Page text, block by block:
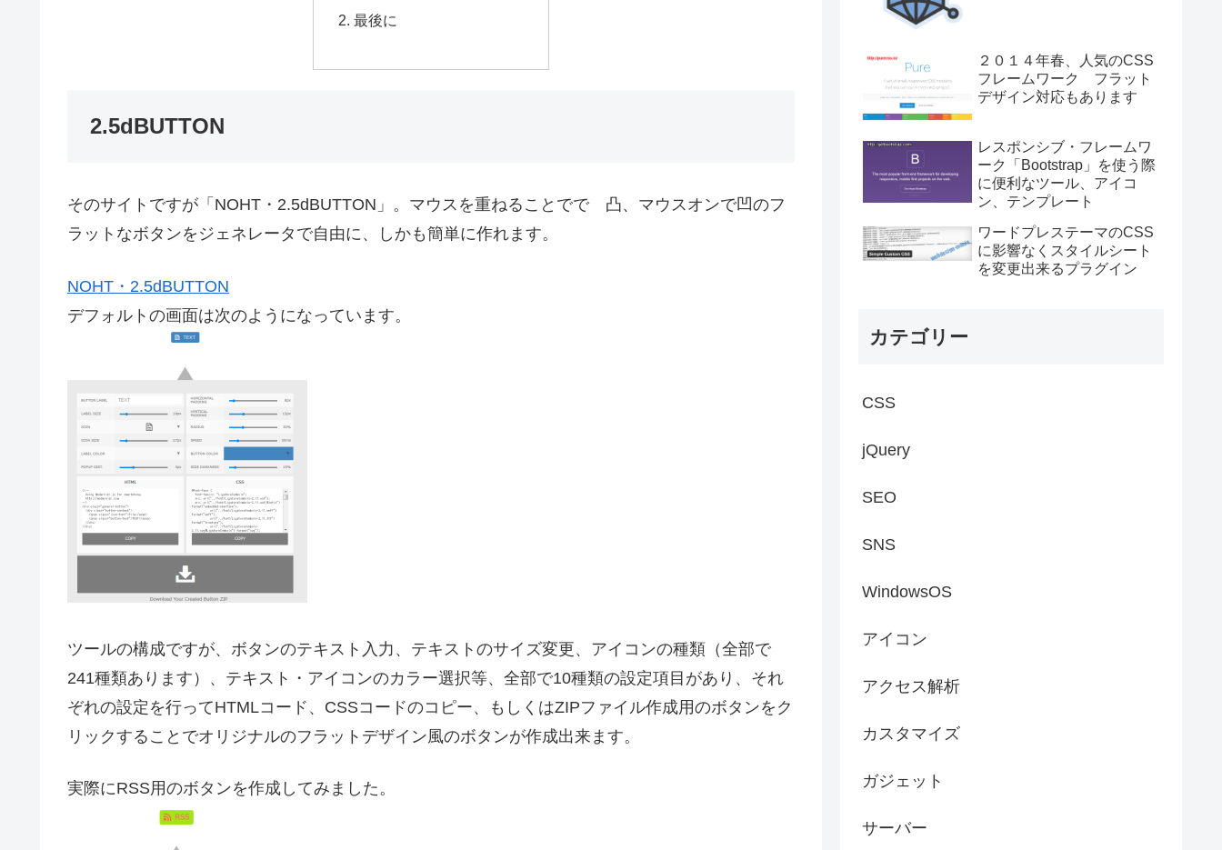
最後に
2.5dBUTTON
そのサイトですが「NOHT・2.5dBUTTON」。マウスを重ねることでで 凸、マウスオンで凹のフ
ラットなボタンをジェネレータで自由に、しかも簡単に作れます。
NOHT・2.5dBUTTON
デフォルトの画面は次のようになっています。
ツールの構成ですが、ボタンのテキスト入力、テキストのサイズ変更、アイコンの種類（全部で
241種類あります）、テキスト・アイコンのカラー選択等、全部で10種類の設定項目があり、それ
ぞれの設定を行ってHTMLコード、CSSコードのコピー、もしくはZIPファイル作成用のボタンをク
リックすることでオリジナルのフラットデザイン風のボタンが作成出来ます。
実際にRSS用のボタンを作成してみました。
２０１４年春、人気のCSS
フレームワーク フラット
デザイン対応もあります
レスポンシブ・フレームワ
ーク「Bootstrap」を使う際
に便利なツール、アイコ
ン、テンプレート
ワードプレステーマのCSS
に影響なくスタイルシート
を変更出来るプラグイン
カテゴリー
CSS
jQuery
SEO
SNS
WindowsOS
アイコン
アクセス解析
カスタマイズ
ガジェット
サーバー